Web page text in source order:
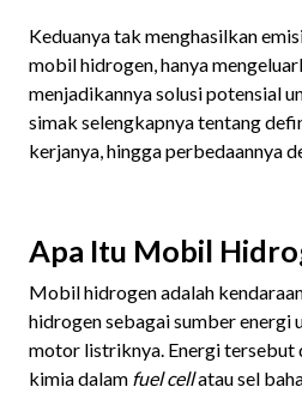
Keduanya tak menghasilkan
mobil hidrogen, hanya
menjadikannya solusi potensial
simak selengkapnya tentang
kerjanya, hingga perbedaannya
Apa Itu Mobil
Mobil hidrogen adalah
hidrogen sebagai sumber energi
motor listriknya. Energi tersebut
kimia dalam fuel cellatau sel